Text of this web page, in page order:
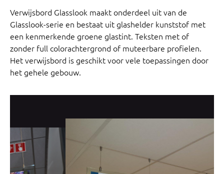
Verwijsbord Glasslook maakt onderdeel uit van de
Glasslook-serie en bestaat uit glashelder kunststof met
een kenmerkende groene glastint. Teksten met of
zonder full colorachtergrond of muteerbare profielen.
Het verwijsbord is geschikt voor vele toepassingen door
het gehele gebouw.